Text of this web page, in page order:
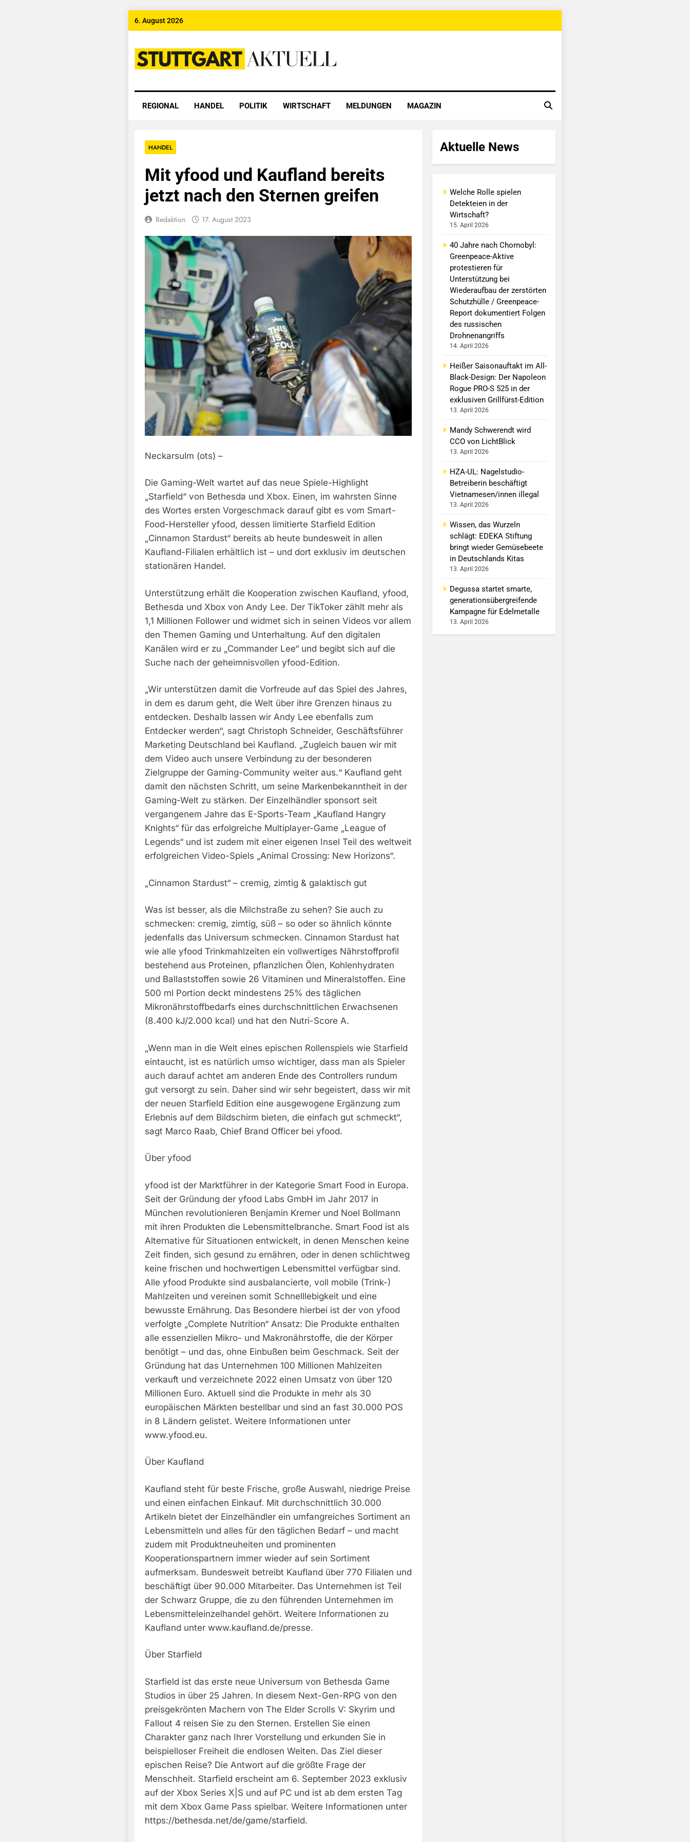
Skip
6. August 2026
Stuttgart Aktuell
REGIONAL HANDEL POLITIK WIRTSCHAFT MELDUNGEN MAGAZIN
HANDEL
Mit yfood und Kaufland bereits
jetzt nach den Sternen greifen
Redaktion 17. August 2023
Neckarsulm (ots) –
Die Gaming-Welt wartet auf das neue Spiele-Highlight
„Starfield“ von Bethesda und Xbox. Einen, im wahrsten Sinne
des Wortes ersten Vorgeschmack darauf gibt es vom Smart-
Food-Hersteller yfood, dessen limitierte Starfield Edition
„Cinnamon Stardust“ bereits ab heute bundesweit in allen
Kaufland-Filialen erhältlich ist – und dort exklusiv im deutschen
stationären Handel.
Unterstützung erhält die Kooperation zwischen Kaufland, yfood,
Bethesda und Xbox von Andy Lee. Der TikToker zählt mehr als
1,1 Millionen Follower und widmet sich in seinen Videos vor allem
den Themen Gaming und Unterhaltung. Auf den digitalen
Kanälen wird er zu „Commander Lee“ und begibt sich auf die
Suche nach der geheimnisvollen yfood-Edition.
„Wir unterstützen damit die Vorfreude auf das Spiel des Jahres,
in dem es darum geht, die Welt über ihre Grenzen hinaus zu
entdecken. Deshalb lassen wir Andy Lee ebenfalls zum
Entdecker werden“, sagt Christoph Schneider, Geschäftsführer
Marketing Deutschland bei Kaufland. „Zugleich bauen wir mit
dem Video auch unsere Verbindung zu der besonderen
Zielgruppe der Gaming-Community weiter aus.“ Kaufland geht
damit den nächsten Schritt, um seine Markenbekanntheit in der
Gaming-Welt zu stärken. Der Einzelhändler sponsort seit
vergangenem Jahre das E-Sports-Team „Kaufland Hangry
Knights“ für das erfolgreiche Multiplayer-Game „League of
Legends“ und ist zudem mit einer eigenen Insel Teil des weltweit
erfolgreichen Video-Spiels „Animal Crossing: New Horizons“.
„Cinnamon Stardust“ – cremig, zimtig & galaktisch gut
Was ist besser, als die Milchstraße zu sehen? Sie auch zu
schmecken: cremig, zimtig, süß – so oder so ähnlich könnte
jedenfalls das Universum schmecken. Cinnamon Stardust hat
wie alle yfood Trinkmahlzeiten ein vollwertiges Nährstoffprofil
bestehend aus Proteinen, pflanzlichen Ölen, Kohlenhydraten
und Ballaststoffen sowie 26 Vitaminen und Mineralstoffen. Eine
500 ml Portion deckt mindestens 25% des täglichen
Mikronährstoffbedarfs eines durchschnittlichen Erwachsenen
(8.400 kJ/2.000 kcal) und hat den Nutri-Score A.
„Wenn man in die Welt eines epischen Rollenspiels wie Starfield
eintaucht, ist es natürlich umso wichtiger, dass man als Spieler
auch darauf achtet am anderen Ende des Controllers rundum
gut versorgt zu sein. Daher sind wir sehr begeistert, dass wir mit
der neuen Starfield Edition eine ausgewogene Ergänzung zum
Erlebnis auf dem Bildschirm bieten, die einfach gut schmeckt“,
sagt Marco Raab, Chief Brand Officer bei yfood.
Über yfood
yfood ist der Marktführer in der Kategorie Smart Food in Europa.
Seit der Gründung der yfood Labs GmbH im Jahr 2017 in
München revolutionieren Benjamin Kremer und Noel Bollmann
mit ihren Produkten die Lebensmittelbranche. Smart Food ist als
Alternative für Situationen entwickelt, in denen Menschen keine
Zeit finden, sich gesund zu ernähren, oder in denen schlichtweg
keine frischen und hochwertigen Lebensmittel verfügbar sind.
Alle yfood Produkte sind ausbalancierte, voll mobile (Trink-)
Mahlzeiten und vereinen somit Schnelllebigkeit und eine
bewusste Ernährung. Das Besondere hierbei ist der von yfood
verfolgte „Complete Nutrition“ Ansatz: Die Produkte enthalten
alle essenziellen Mikro- und Makronährstoffe, die der Körper
benötigt – und das, ohne Einbußen beim Geschmack. Seit der
Gründung hat das Unternehmen 100 Millionen Mahlzeiten
verkauft und verzeichnete 2022 einen Umsatz von über 120
Millionen Euro. Aktuell sind die Produkte in mehr als 30
europäischen Märkten bestellbar und sind an fast 30.000 POS
in 8 Ländern gelistet. Weitere Informationen unter
www.yfood.eu.
Über Kaufland
Kaufland steht für beste Frische, große Auswahl, niedrige Preise
und einen einfachen Einkauf. Mit durchschnittlich 30.000
Artikeln bietet der Einzelhändler ein umfangreiches Sortiment an
Lebensmitteln und alles für den täglichen Bedarf – und macht
zudem mit Produktneuheiten und prominenten
Kooperationspartnern immer wieder auf sein Sortiment
aufmerksam. Bundesweit betreibt Kaufland über 770 Filialen und
beschäftigt über 90.000 Mitarbeiter. Das Unternehmen ist Teil
der Schwarz Gruppe, die zu den führenden Unternehmen im
Lebensmitteleinzelhandel gehört. Weitere Informationen zu
Kaufland unter www.kaufland.de/presse.
Über Starfield
Starfield ist das erste neue Universum von Bethesda Game
Studios in über 25 Jahren. In diesem Next-Gen-RPG von den
preisgekrönten Machern von The Elder Scrolls V: Skyrim und
Fallout 4 reisen Sie zu den Sternen. Erstellen Sie einen
Charakter ganz nach Ihrer Vorstellung und erkunden Sie in
beispielloser Freiheit die endlosen Weiten. Das Ziel dieser
epischen Reise? Die Antwort auf die größte Frage der
Menschheit. Starfield erscheint am 6. September 2023 exklusiv
auf der Xbox Series X|S und auf PC und ist ab dem ersten Tag
mit dem Xbox Game Pass spielbar. Weitere Informationen unter
https://bethesda.net/de/game/starfield.
Aktuelle News
Welche Rolle spielen
Detekteien in der
Wirtschaft?
15. April 2026
40 Jahre nach Chornobyl:
Greenpeace-Aktive
protestieren für
Unterstützung bei
Wiederaufbau der zerstörten
Schutzhülle / Greenpeace-
Report dokumentiert Folgen
des russischen
Drohnenangriffs
14. April 2026
Heißer Saisonauftakt im All-
Black-Design: Der Napoleon
Rogue PRO-S 525 in der
exklusiven Grillfürst-Edition
13. April 2026
Mandy Schwerendt wird
CCO von LichtBlick
13. April 2026
HZA-UL: Nagelstudio-
Betreiberin beschäftigt
Vietnamesen/innen illegal
13. April 2026
Wissen, das Wurzeln
schlägt: EDEKA Stiftung
bringt wieder Gemüsebeete
in Deutschlands Kitas
13. April 2026
Degussa startet smarte,
generationsübergreifende
Kampagne für Edelmetalle
13. April 2026